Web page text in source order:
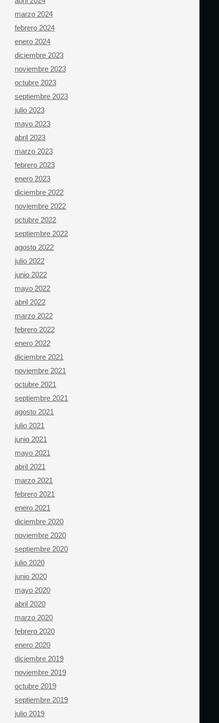
marzo 2024
febrero 2024
enero 2024
diciembre 2023
noviembre 2023
octubre 2023
septiembre 2023
julio 2023
mayo 2023
abril 2023
marzo 2023
febrero 2023
enero 2023
diciembre 2022
noviembre 2022
octubre 2022
septiembre 2022
agosto 2022
julio 2022
junio 2022
mayo 2022
abril 2022
marzo 2022
febrero 2022
enero 2022
diciembre 2021
noviembre 2021
octubre 2021
septiembre 2021
agosto 2021
julio 2021
junio 2021
mayo 2021
abril 2021
marzo 2021
febrero 2021
enero 2021
diciembre 2020
noviembre 2020
septiembre 2020
julio 2020
junio 2020
mayo 2020
abril 2020
marzo 2020
febrero 2020
enero 2020
diciembre 2019
noviembre 2019
octubre 2019
septiembre 2019
julio 2019